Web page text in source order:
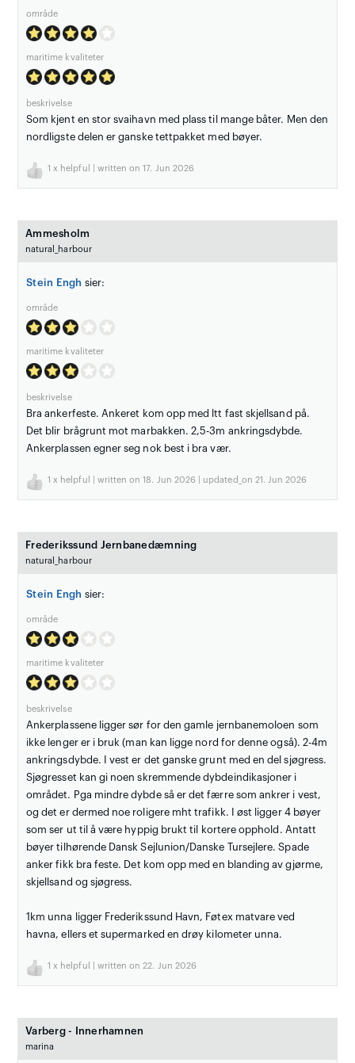
område
maritime kvaliteter
beskrivelse
Som kjent en stor svaihavn med plass til mange båter. Men den
nordligste delen er ganske tettpakket med bøyer.
1 x helpful | written on 17. Jun 2026
Ammesholm
natural_harbour
Stein Engh sier:
område
maritime kvaliteter
beskrivelse
Bra ankerfeste. Ankeret kom opp med ltt fast skjellsand på.
Det blir brågrunt mot marbakken. 2,5-3m ankringsdybde.
Ankerplassen egner seg nok best i bra vær.
1 x helpful | written on 18. Jun 2026 | updated_on 21. Jun 2026
Frederikssund Jernbanedæmning
natural_harbour
Stein Engh sier:
område
maritime kvaliteter
beskrivelse
Ankerplassene ligger sør for den gamle jernbanemoloen som
ikke lenger er i bruk (man kan ligge nord for denne også). 2-4m
ankringsdybde. I vest er det ganske grunt med en del sjøgress.
Sjøgresset kan gi noen skremmende dybdeindikasjoner i
området. Pga mindre dybde så er det færre som ankrer i vest,
og det er dermed noe roligere mht trafikk. I øst ligger 4 bøyer
som ser ut til å være hyppig brukt til kortere opphold. Antatt
bøyer tilhørende Dansk Sejlunion/Danske Tursejlere. Spade
anker fikk bra feste. Det kom opp med en blanding av gjørme,
skjellsand og sjøgress.
1km unna ligger Frederikssund Havn, Føtex matvare ved
havna, ellers et supermarked en drøy kilometer unna.
1 x helpful | written on 22. Jun 2026
Varberg - Innerhamnen
marina